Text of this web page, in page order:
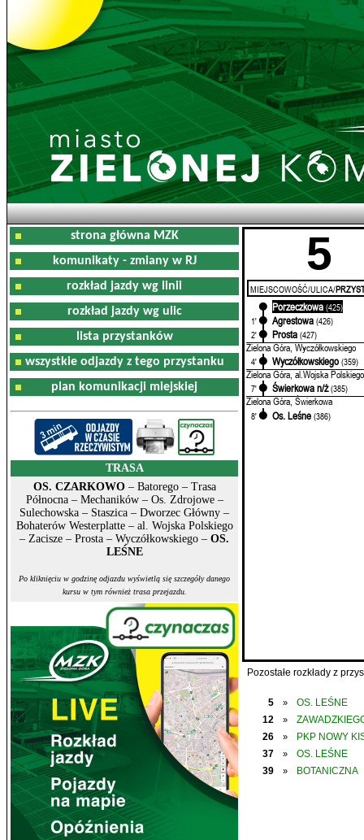
strona główna MZK
komunikaty - zmiany w RJ
rozkład jazdy wg linii
rozkład jazdy wg ulic
lista przystanków
wszystkie odjazdy z tego przystanku
plan komunikacji miejskiej
TRASA
OS. CZARKOWO– Batorego – Trasa
Północna – Mechaników – Os. Zdrojowe –
Sulechowska – Staszica – Dworzec Główny –
Bohaterów Westerplatte – al. Wojska Polskiego
– Zacisze – Prosta – Wyczółkowskiego – OS.
LEŚNE
Po kliknięciu w godzinę odjazdu wyświetlą się szczegóły danego
kursu w tym również trasa przejazdu.
5
MIEJSCOWOŚĆ/ULICA/
Porzeczkowa (425)
1'
Agrestowa (426)
2'
Prosta (427)
Zielona Góra, Wyczółkowskiego
4' Wyczółkowskiego (359)
Zielona Góra, al.Wojska Polskiego
7' Świerkowa n/ż (385)
Zielona Góra, Świerkowa
8' Os. Leśne (386)
Pozostałe rozkłady z
5 »
OS. LEŚNE
12
»
26
»
PKP NOWY
37
»
OS. LEŚNE
39
» BOTANICZNA